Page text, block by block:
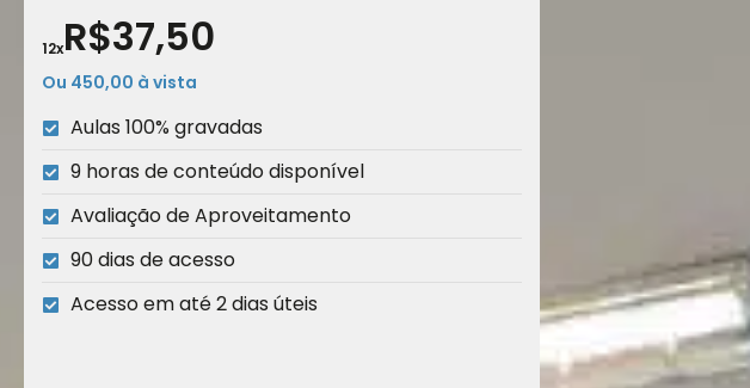
12xR$37,50
Ou 450,00 à vista
Aulas 100% gravadas
9 horas de conteúdo disponível
Avaliação de Aproveitamento
90 dias de acesso
Acesso em até 2 dias úteis